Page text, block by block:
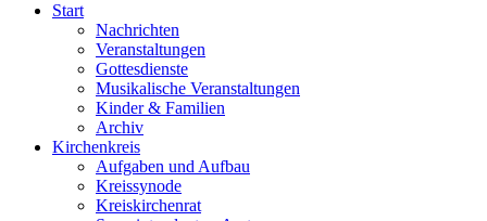
Start
Nachrichten
Veranstaltungen
Gottesdienste
Musikalische Veranstaltungen
Kinder & Familien
Archiv
Kirchenkreis
Aufgaben und Aufbau
Kreissynode
Kreiskirchenrat